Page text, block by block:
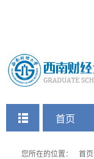
快捷菜单
首页
您所在的位置： 首页